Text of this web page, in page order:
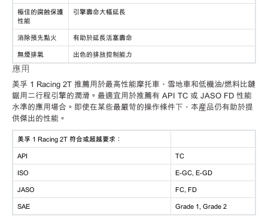
極佳的腐蝕保護
性能
引擎壽命大幅延長
消除預先點火
有助於延長活塞壽命
無煙排氣
出色的排放控制能力
應用
美孚 1 Racing 2T 推薦用於最高性能摩托車、雪地車和低機油/燃料比鏈
鋸用二行程引擎的潤滑。最適宜用於推薦有 API TC 或 JASO FD 性能
水準的應用場合。即使在某些最嚴苛的操作條件下，本産品仍有助於提
供傑出的性能。
美孚 1 Racing 2T 符合或超越要求：
API
TC
ISO
E-GC, E-GD
JASO
FC, FD
SAE
Grade 1, Grade 2